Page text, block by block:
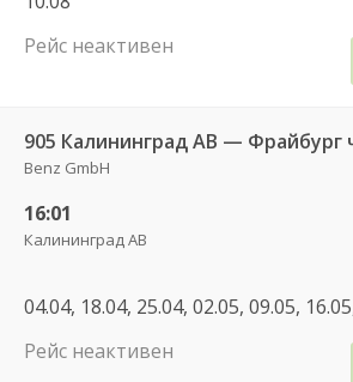
Рейс неактивен
905 Калининград АВ —
Benz GmbH
16:01
Калининград АВ
Рейс неактивен